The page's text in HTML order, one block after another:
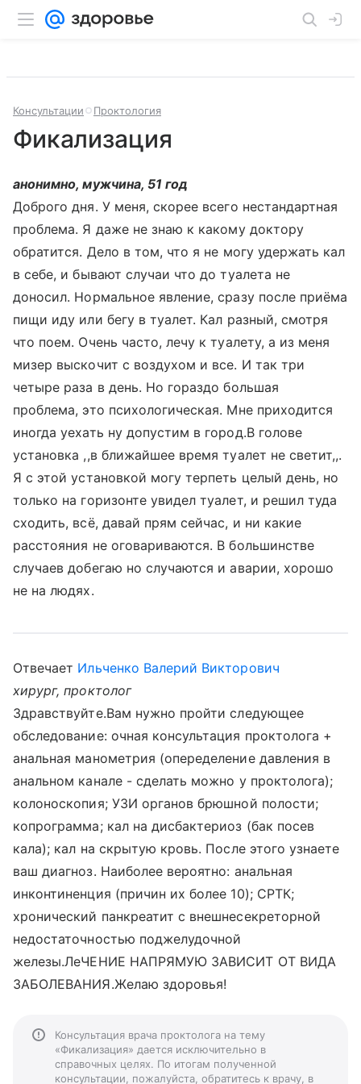
Консультации Проктология
Фикализация
анонимно, мужчина, 51 год
Доброго дня. У меня, скорее всего нестандартная
проблема. Я даже не знаю к какому доктору
обратится. Дело в том, что я не могу удержать кал
в себе, и бывают случаи что до туалета не
доносил. Нормальное явление, сразу после приёма
пищи иду или бегу в туалет. Кал разный, смотря
что поем. Очень часто, лечу к туалету, а из меня
мизер выскочит с воздухом и все. И так три
четыре раза в день. Но гораздо большая
проблема, это психологическая. Мне приходится
иногда уехать ну допустим в город.В голове
установка ,,в ближайшее время туалет не светит,,.
Я с этой установкой могу терпеть целый день, но
только на горизонте увидел туалет, и решил туда
сходить, всё, давай прям сейчас, и ни какие
расстояния не оговариваются. В большинстве
случаев добегаю но случаются и аварии, хорошо
не на людях.
Отвечает Ильченко Валерий Викторович
хирург, проктолог
Здравствуйте.Вам нужно пройти следующее
обследование: очная консультация проктолога +
анальная манометрия (опеределение давления в
анальном канале - сделать можно у проктолога);
колоноскопия; УЗИ органов брюшной полости;
копрограмма; кал на дисбактериоз (бак посев
кала); кал на скрытую кровь. После этого узнаете
ваш диагноз. Наиболее вероятно: анальная
инконтиненция (причин их более 10); СРТК;
хронический панкреатит с внешнесекреторной
недостаточностью поджелудочной
железы.ЛеЧЕНИЕ НАПРЯМУЮ ЗАВИСИТ ОТ ВИДА
ЗАБОЛЕВАНИЯ.Желаю здоровья!
Консультация врача проктолога на тему
«Фикализация» дается исключительно в
справочных целях. По итогам полученной
консультации, пожалуйста, обратитесь к врачу, в